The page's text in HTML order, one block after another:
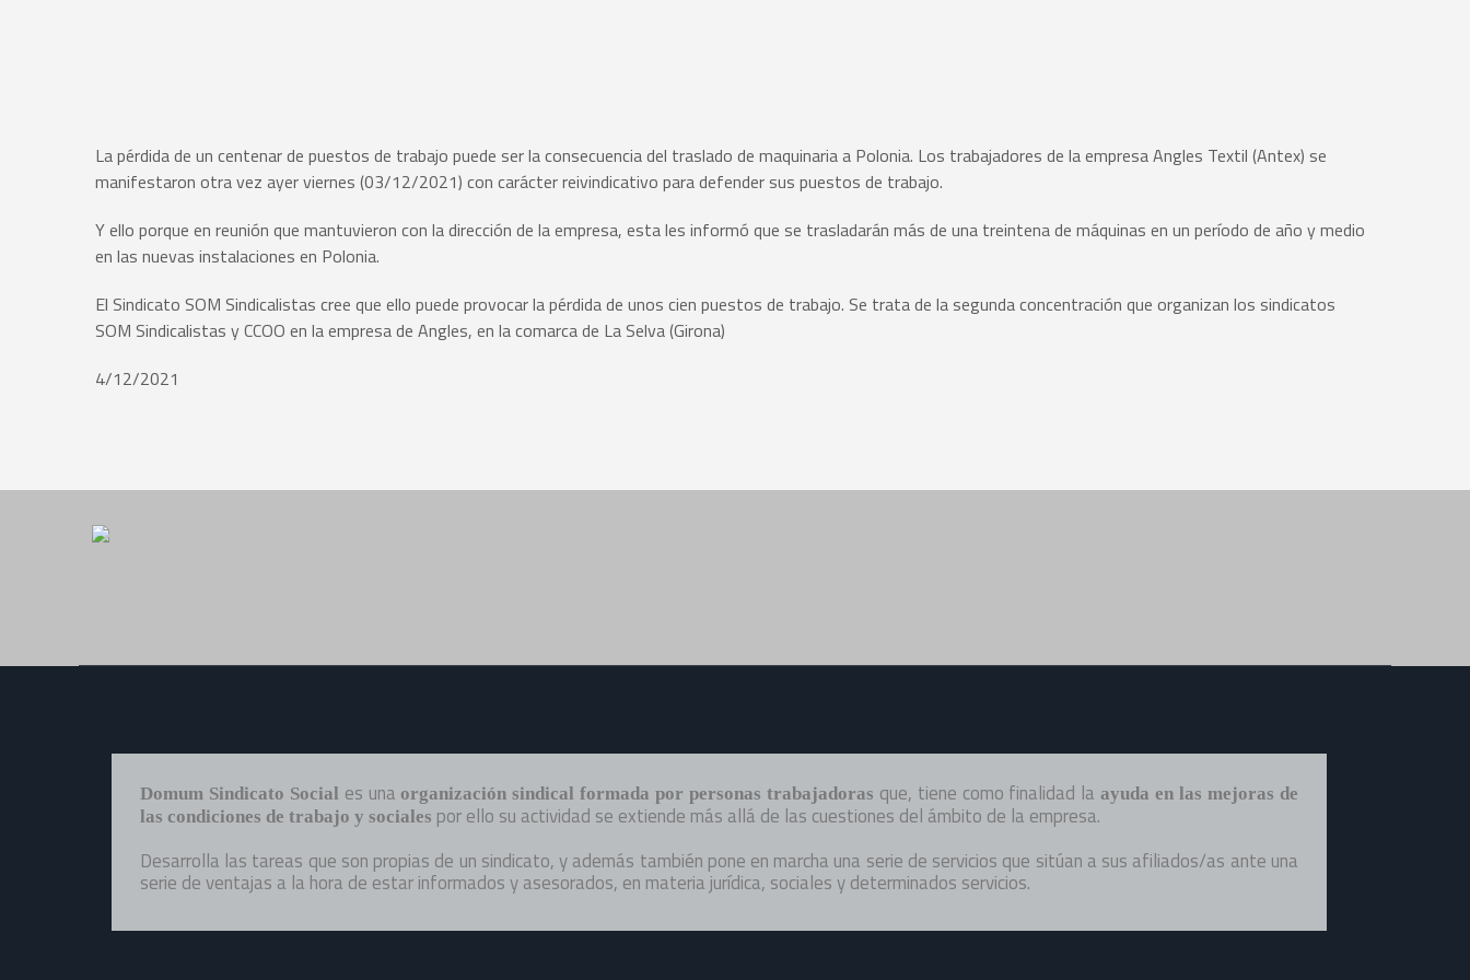
La pérdida de un centenar de puestos de trabajo puede ser la consecuencia del traslado de maquinaria a Polonia. Los trabajadores de la empresa Angles Textil (Antex) se
manifestaron otra vez ayer viernes (03/12/2021) con carácter reivindicativo para defender sus puestos de trabajo.
Y ello porque en reunión que mantuvieron con la dirección de la empresa, esta les informó que se trasladarán más de una treintena de máquinas en un período de año y medio
en las nuevas instalaciones en Polonia.
El Sindicato SOM Sindicalistas cree que ello puede provocar la pérdida de unos cien puestos de trabajo. Se trata de la segunda concentración que organizan los sindicatos
SOM Sindicalistas y CCOO en la empresa de Angles, en la comarca de La Selva (Girona)
4/12/2021
Domum Sindicato Social es una organización sindical formada por personas trabajadoras que, tiene como finalidad laayuda en las mejoras de
las condiciones de trabajo y sociales por ello su actividad se extiende más allá de las cuestiones del ámbito de la empresa.
Desarrolla las tareas que son propias de un sindicato, y además también pone en marcha una serie de servicios que sitúan a sus afiliados/as ante una
serie de ventajas a la hora de estar informados y asesorados, en materia jurídica, sociales y determinados servicios.